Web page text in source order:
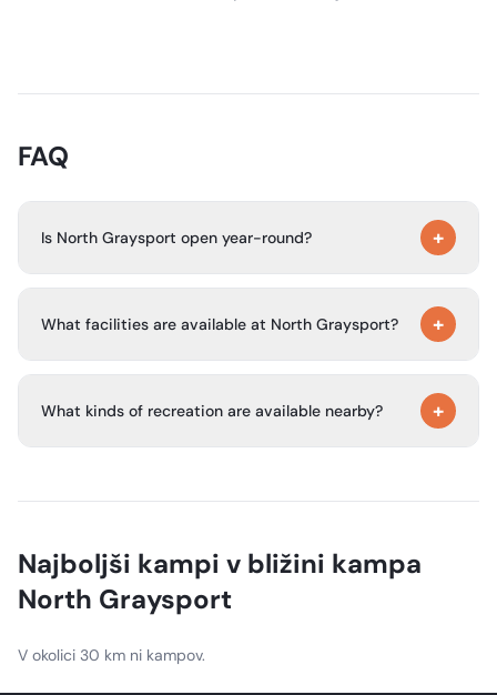
FAQ
Is North Graysport open year-round? +
What facilities are available at North Graysport?
+
electric hookups. Sewer hookups have been added to
What kinds of recreation are available nearby? +
picnicking at Grenada Lake. The area also offers birding,
Najboljši kampi v bližini kampa
North Graysport
V okolici 30 km ni kampov.